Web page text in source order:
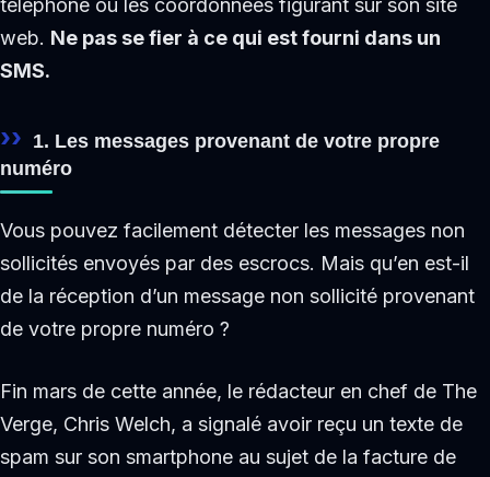
téléphone ou les coordonnées figurant sur son site
web. Ne pas se fier à ce qui est fourni dans un
SMS.
1. Les messages provenant de votre propre
numéro
Vous pouvez facilement détecter les messages non
sollicités envoyés par des escrocs. Mais qu’en est-il
de la réception d’un message non sollicité provenant
de votre propre numéro ?
Fin mars de cette année, le rédacteur en chef de The
Verge, Chris Welch, a signalé avoir reçu un texte de
spam sur son smartphone au sujet de la facture de